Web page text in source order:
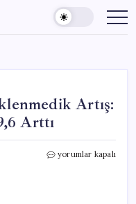
Artış:
Arttı
Konut
yorumlar kapalı